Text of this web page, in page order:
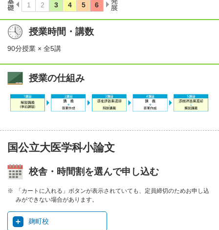
授業時間・講数
90分授業 × 全5講
授業の仕組み
国公立大医学科小論文
校舎・時間割を選んで申し込む
「カートに入れる」ボタンが表示されていても、定員締切のためお申し込
みができない場合があります。
麹町校